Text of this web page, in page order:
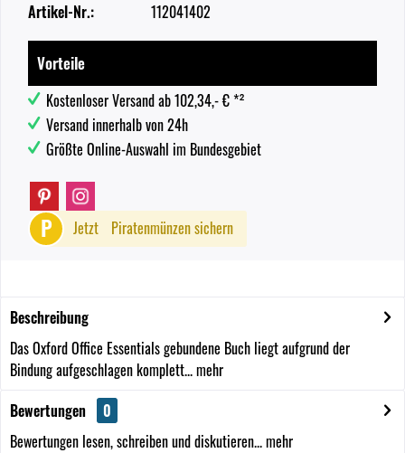
Artikel-Nr.: 112041402
Vorteile
Kostenloser Versand ab 102,34,- € *²
Versand innerhalb von 24h
Größte Online-Auswahl im Bundesgebiet
P Jetzt Piratenmünzen sichern
Beschreibung
Das Oxford Office Essentials gebundene Buch liegt aufgrund der
Bindung aufgeschlagen komplett...mehr
Bewertungen
0
Bewertungen lesen, schreiben und diskutieren...mehr